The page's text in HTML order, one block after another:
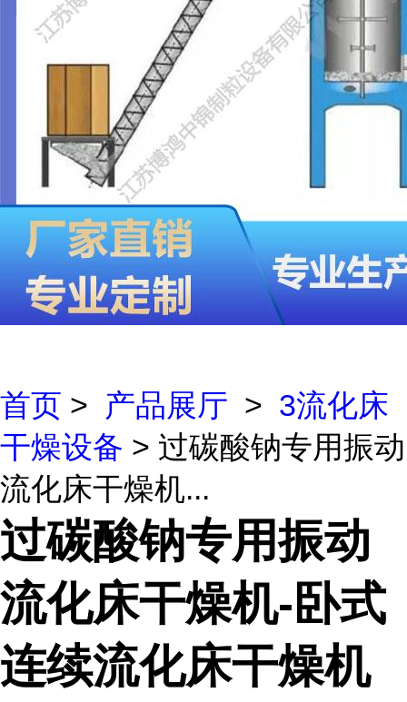
首页 > 产品展厅 > 3流化床
干燥设备 > 过碳酸钠专用振动
流化床干燥机...
过碳酸钠专用振动
流化床干燥机-卧式
连续流化床干燥机